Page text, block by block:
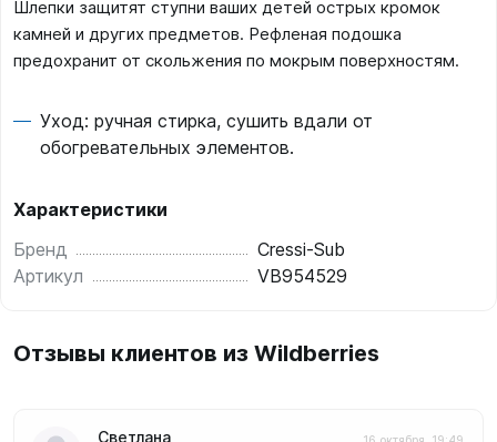
Шлепки защитят ступни ваших детей острых кромок
камней и других предметов. Рефленая подошка
предохранит от скольжения по мокрым поверхностям.
Уход: ручная стирка, сушить вдали от
обогревательных элементов.
Характеристики
Бренд
Cressi-Sub
Артикул
VB954529
Отзывы клиентов из Wildberries
Светлана